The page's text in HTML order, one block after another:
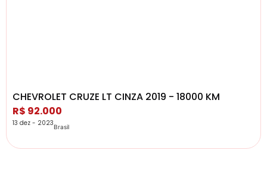
CHEVROLET CRUZE LT CINZA 2019 - 18000 KM
R$ 92.000
13 dez - 2023Brasil